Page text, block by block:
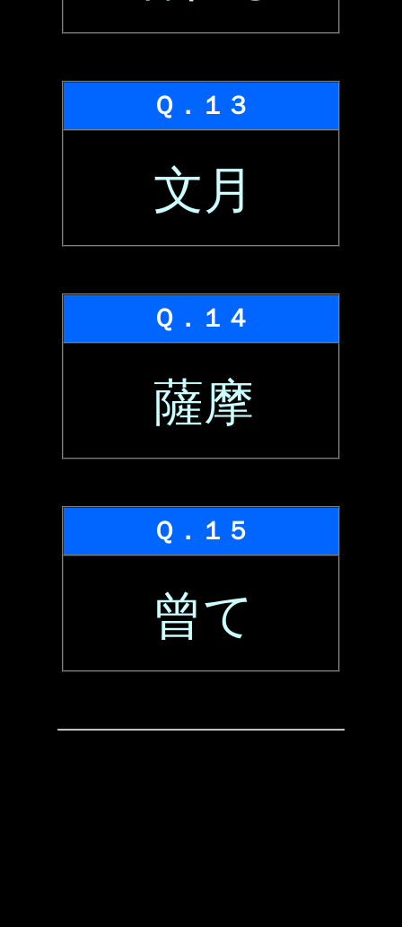
Ｑ．１３
文月
Ｑ．１４
薩摩
Ｑ．１５
曾て